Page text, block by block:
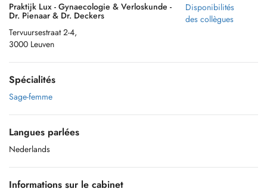
Praktijk Lux - Gynaecologie & Verloskunde -
Dr. Pienaar & Dr. Deckers
Tervuursestraat 2-4,
3000 Leuven
Disponibilités
des collègues
Spécialités
Sage-femme
Langues parlées
Nederlands
Informations sur le cabinet